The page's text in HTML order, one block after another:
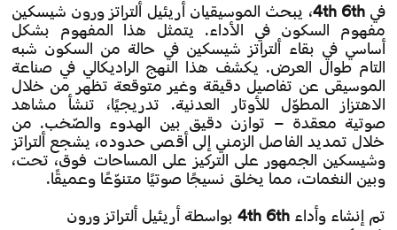
في 4th 6th، يبحث الموسيقيان أريئيل ألتراتز ورون شيسكين
مفهوم السكون في الأداء. يتمثل هذا المفهوم بشكل
أساسي في بقاء ألتراتز شيسكين في حالة من السكون شبه
التام طوال العرض. يكشف هذا النهج الراديكالي في صناعة
الموسيقى عن تفاصيل دقيقة وغير متوقعة تظهر من خلال
الاهتزاز المطوّل للأوتار العدنية. تدريجيًا، تنشأ مشاهد
صوتية معقدة – توازن دقيق بين الهدوء والصّخب. من
خلال تمديد الفاصل الزمني إلى أقصى حدوده، يشجع ألتراتز
وشيسكين الجمهور على التركيز على المساحات فوق، تحت،
وبين النغمات، مما يخلق نسيجًا صوتيًا متنوّعًا وعميقًا.
تم إنشاء وأداء 4th 6thبواسطة أريئيل ألتراتز ورون